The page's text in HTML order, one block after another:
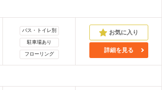
バス・トイレ別
駐車場あり
フローリング
詳細を見る